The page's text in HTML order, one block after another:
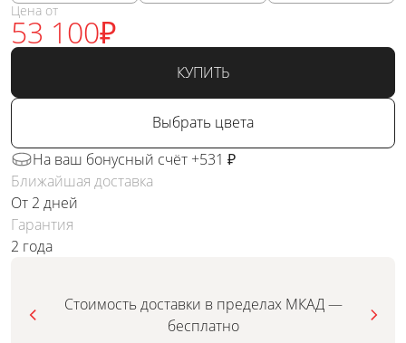
Цена от
53 100₽
КУПИТЬ
Выбрать цвета
На ваш бонусный счёт +531 ₽
Ближайшая доставка
От 2 дней
Гарантия
2 года
Стоимость доставки в пределах МКАД —
бесплатно